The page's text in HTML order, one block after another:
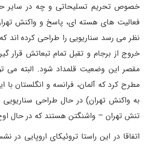
خصوص تحریم تسلیحاتی و چه در سایر
فعالیت های هسته ای، پاسخ و واکنش
نظر می رسد سناریویی را طراحی کرده اند
خروج از برجام و تقبل تمام تبعاتش قرار
مقصر این وضعیت قلمداد شود. البته می
مطرح کرد که آلمان، فرانسه و انگلستان با
به واکنش تهران) در حال طراحی
تنش تهران – واشنگتن هستند که در حال